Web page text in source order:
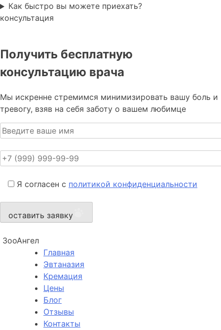
Как быстро вы можете приехать?
консультация
Получить бесплатную
консультацию врача
Мы искренне стремимся минимизировать вашу боль и
тревогу, взяв на себя заботу о вашем любимце
Я согласен с политикой конфиденциальности
оставить заявку
ЗооАнгел
Главная
Эвтаназия
Кремация
Цены
Блог
Отзывы
Контакты